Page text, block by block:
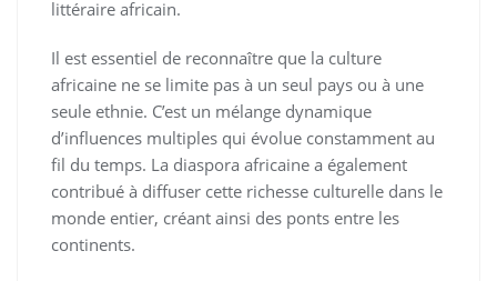
littéraire africain.
Il est essentiel de reconnaître que la culture
africaine ne se limite pas à un seul pays ou à une
seule ethnie. C’est un mélange dynamique
d’influences multiples qui évolue constamment au
fil du temps. La diaspora africaine a également
contribué à diffuser cette richesse culturelle dans le
monde entier, créant ainsi des ponts entre les
continents.